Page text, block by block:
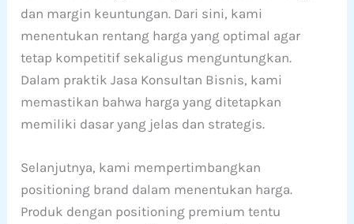
dan margin keuntungan. Dari sini, kami
menentukan rentang harga yang optimal agar
tetap kompetitif sekaligus menguntungkan.
Dalam praktik Jasa Konsultan Bisnis, kami
memastikan bahwa harga yang ditetapkan
memiliki dasar yang jelas dan strategis.
Selanjutnya, kami mempertimbangkan
positioning brand dalam menentukan harga.
Produk dengan positioning premium tentu